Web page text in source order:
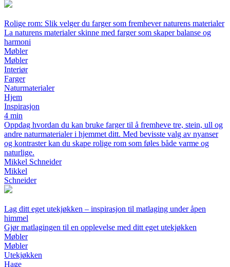
Rolige rom: Slik velger du farger som fremhever naturens materialer
La naturens materialer skinne med farger som skaper balanse og
harmoni
Møbler
Møbler
Interiør
Farger
Naturmaterialer
Hjem
Inspirasjon
4 min
Oppdag hvordan du kan bruke farger til å fremheve tre, stein, ull og
andre naturmaterialer i hjemmet ditt. Med bevisste valg av nyanser
og kontraster kan du skape rolige rom som føles både varme og
naturlige.
Mikkel Schneider
Mikkel
Schneider
Lag ditt eget utekjøkken – inspirasjon til matlaging under åpen
himmel
Gjør matlagingen til en opplevelse med ditt eget utekjøkken
Møbler
Møbler
Utekjøkken
Hage